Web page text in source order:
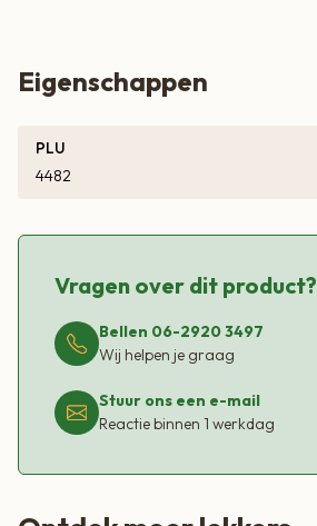
Eigenschappen
PLU
4482
Vragen over dit product?
Bellen 06-2920 3497
Wij helpen je graag
Stuur ons een e-mail
Reactie binnen 1 werkdag